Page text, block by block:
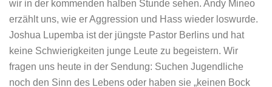
wir in der kommenden halben Stunde sehen. Andy Mineo
erzählt uns, wie er Aggression und Hass wieder loswurde.
Joshua Lupemba ist der jüngste Pastor Berlins und hat
keine Schwierigkeiten junge Leute zu begeistern. Wir
fragen uns heute in der Sendung: Suchen Jugendliche
noch den Sinn des Lebens oder haben sie „keinen Bock